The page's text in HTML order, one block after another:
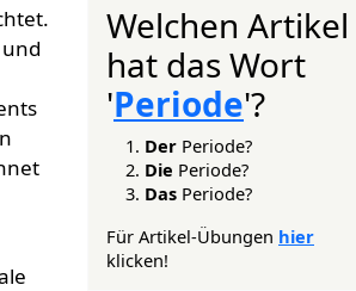
Welchen Artikel
hat das Wort
'Periode'?
Der Periode?
Die Periode?
Das Periode?
Für Artikel-Übungen hier
klicken!